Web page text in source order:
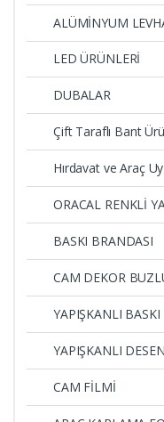
ALÜMİNYUM
LED ÜRÜNLERİ
DUBALAR
Çift Taraflı Bant
Hırdavat ve Araç
ORACAL RENKLİ
BASKI BRANDASI
CAM DEKOR
YAPIŞKANLI BASKI
YAPIŞKANLI
CAM FİLMİ